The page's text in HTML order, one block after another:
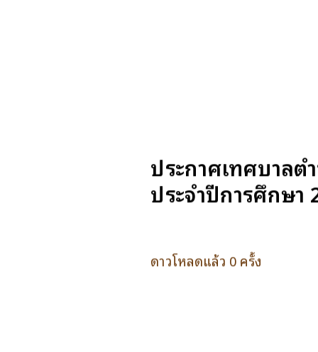
ประกาศเทศบาลต
ประจำปีการศึกษา
ดาวโหลดแล้ว 0 ครั้ง